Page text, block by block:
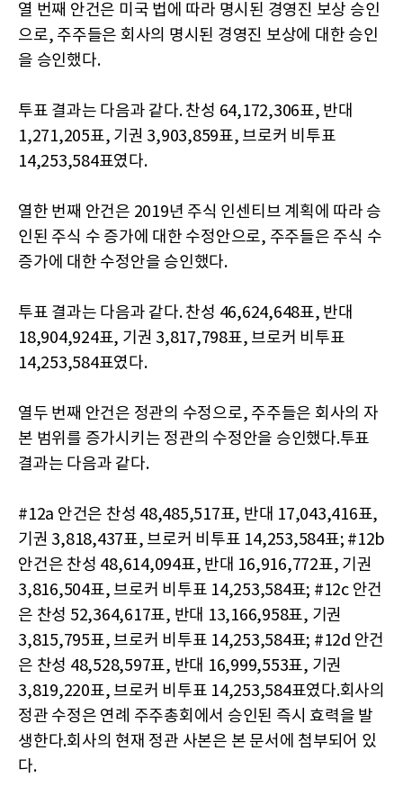
열 번째 안건은 미국 법에 따라 명시된 경영진 보상 승인
으로, 주주들은 회사의 명시된 경영진 보상에 대한 승인
을 승인했다.
투표 결과는 다음과 같다. 찬성 64,172,306표, 반대
1,271,205표, 기권 3,903,859표, 브로커 비투표
14,253,584표였다.
열한 번째 안건은 2019년 주식 인센티브 계획에 따라 승
인된 주식 수 증가에 대한 수정안으로, 주주들은 주식 수
증가에 대한 수정안을 승인했다.
투표 결과는 다음과 같다. 찬성 46,624,648표, 반대
18,904,924표, 기권 3,817,798표, 브로커 비투표
14,253,584표였다.
열두 번째 안건은 정관의 수정으로, 주주들은 회사의 자
본 범위를 증가시키는 정관의 수정안을 승인했다.투표
결과는 다음과 같다.
#12a 안건은 찬성 48,485,517표, 반대 17,043,416표,
기권 3,818,437표, 브로커 비투표 14,253,584표; #12b
안건은 찬성 48,614,094표, 반대 16,916,772표, 기권
3,816,504표, 브로커 비투표 14,253,584표; #12c 안건
은 찬성 52,364,617표, 반대 13,166,958표, 기권
3,815,795표, 브로커 비투표 14,253,584표; #12d 안건
은 찬성 48,528,597표, 반대 16,999,553표, 기권
3,819,220표, 브로커 비투표 14,253,584표였다.회사의
정관 수정은 연례 주주총회에서 승인된 즉시 효력을 발
생한다.회사의 현재 정관 사본은 본 문서에 첨부되어 있
다.